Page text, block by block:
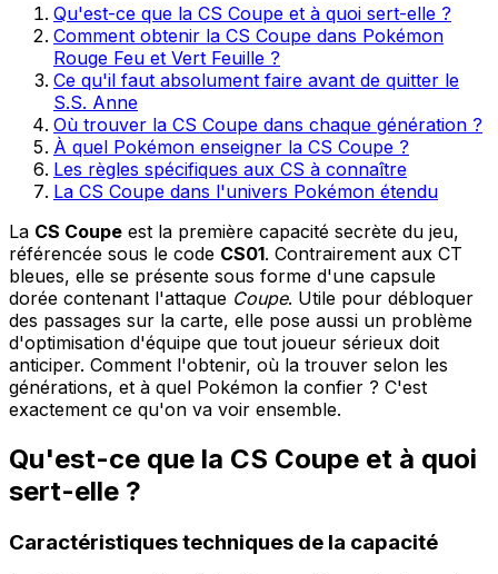
Qu'est-ce que la CS Coupe et à quoi sert-elle ?
Comment obtenir la CS Coupe dans Pokémon
Rouge Feu et Vert Feuille ?
Ce qu'il faut absolument faire avant de quitter le
S.S. Anne
Où trouver la CS Coupe dans chaque génération ?
À quel Pokémon enseigner la CS Coupe ?
Les règles spécifiques aux CS à connaître
La CS Coupe dans l'univers Pokémon étendu
La CS Coupe est la première capacité secrète du jeu,
référencée sous le code CS01. Contrairement aux CT
bleues, elle se présente sous forme d'une capsule
dorée contenant l'attaque Coupe. Utile pour débloquer
des passages sur la carte, elle pose aussi un problème
d'optimisation d'équipe que tout joueur sérieux doit
anticiper. Comment l'obtenir, où la trouver selon les
générations, et à quel Pokémon la confier ? C'est
exactement ce qu'on va voir ensemble.
Qu'est-ce que la CS Coupe et à quoi
sert-elle ?
Caractéristiques techniques de la capacité